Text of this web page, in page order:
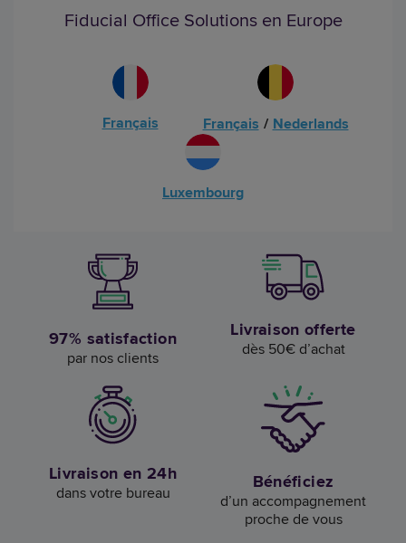
Fiducial Office Solutions en Europe
Français Français / Nederlands
Luxembourg
97% satisfaction
par nos clients
Livraison offerte
dès 50€ d’achat
Livraison en 24h
dans votre bureau Bénéficiez
d’un accompagnement
proche de vous